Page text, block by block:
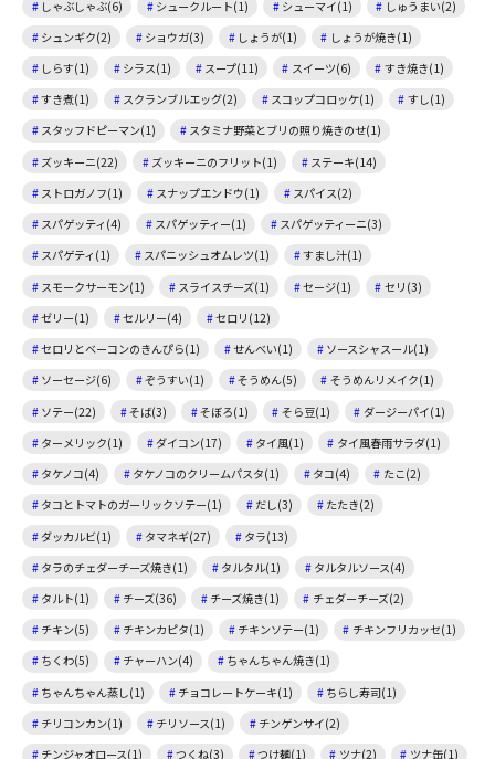
しゃぶしゃぶ(6)
シュークルート(1) シューマイ(1)
しゅうまい(2)
シュンギク(2)
ショウガ(3) しょうが(1)
しょうが焼き(1)
しらす(1)
シラス(1) スープ(11) スイーツ(6)
すき焼き(1)
すき煮(1)
スクランブルエッグ(2) スコップコロッケ(1)
すし(1)
スタッフドピーマン(1)
スタミナ野菜とブリの照り焼きのせ(1)
ズッキーニ(22)
ズッキーニのフリット(1)
ステーキ(14)
ストロガノフ(1)
スナップエンドウ(1)
スパイス(2)
スパゲッティ(4)
スパゲッティー(1)
スパゲッティーニ(3)
スパゲティ(1)
スパニッシュオムレツ(1)
すまし汁(1)
スモークサーモン(1)
スライスチーズ(1) セージ(1)
セリ(3)
ゼリー(1)
セルリー(4)
セロリ(12)
セロリとベーコンのきんぴら(1)
せんべい(1)
ソースシャスール(1)
ソーセージ(6)
ぞうすい(1) そうめん(5)
そうめんリメイク(1)
ソテー(22)
そば(3) そぼろ(1) そら豆(1)
ダージーパイ(1)
ターメリック(1)
ダイコン(17) タイ風(1)
タイ風春雨サラダ(1)
タケノコ(4)
タケノコのクリームパスタ(1) タコ(4)
たこ(2)
タコとトマトのガーリックソテー(1)
だし(3)
たたき(2)
ダッカルビ(1)
タマネギ(27)
タラ(13)
タラのチェダーチーズ焼き(1)
タルタル(1)
タルタルソース(4)
タルト(1)
チーズ(36) チーズ焼き(1)
チェダーチーズ(2)
チキン(5)
チキンカピタ(1) チキンソテー(1)
チキンフリカッセ(1)
ちくわ(5)
チャーハン(4)
ちゃんちゃん焼き(1)
ちゃんちゃん蒸し(1)
チョコレートケーキ(1)
ちらし寿司(1)
チリコンカン(1)
チリソース(1)
チンゲンサイ(2)
チンジャオロース(1)
つくね(3) つけ麺(1) ツナ(2) ツナ缶(1)